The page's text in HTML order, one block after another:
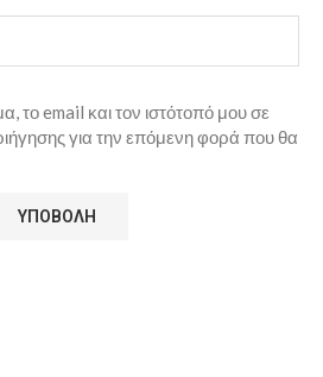
το email και τον ιστότοπό μου σε
για την επόμενη φορά που θα